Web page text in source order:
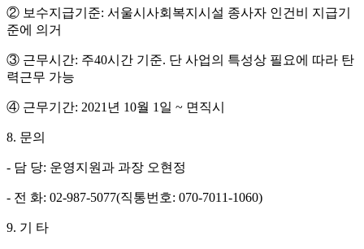
② 보수지급기준: 서울시사회복지시설 종사자 인건비 지급기
준에 의거
③ 근무시간: 주40시간 기준. 단 사업의 특성상 필요에 따라 탄
력근무 가능
④ 근무기간: 2021 년 10월 1 일 ~ 면직시
8. 문의
- 담 당: 운영지원과 과장 오현정
- 전 화: 02-987-5077(직통번호: 070-7011-1060)
9. 기 타